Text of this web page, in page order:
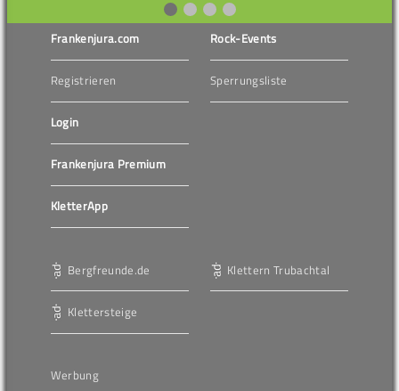
Frankenjura.com
Registrieren
Login
Frankenjura Premium
KletterApp
Rock-Events
Sperrungsliste
Bergfreunde.de
Klettersteige
Klettern Trubachtal
Werbung